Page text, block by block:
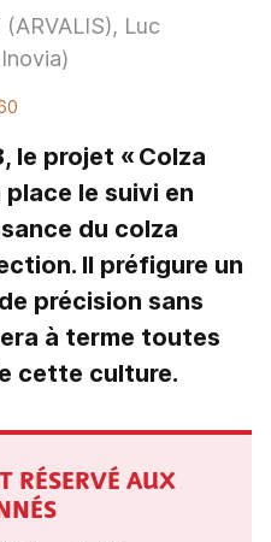
Luc
le projet « Colza
le suivi en
du colza
Il préfigure un
précision sans
à terme toutes
cette culture.
RÉSERVÉ AUX